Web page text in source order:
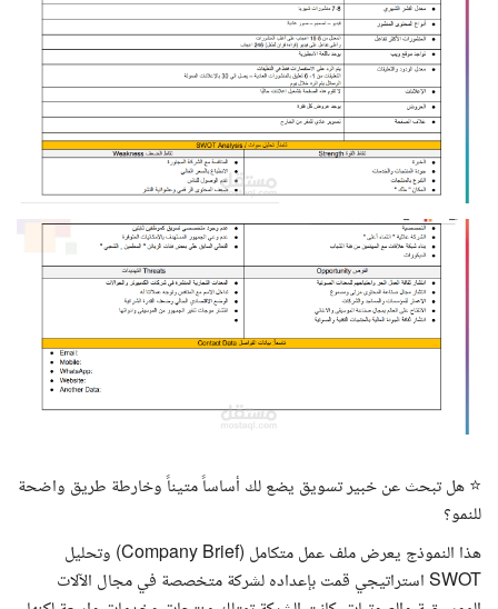
⭐ هل تبحث عن خبير تسويق يضع لك أساساً متيناً وخارطة طريق واضحة
للنمو؟
هذا النموذج يعرض ملف عمل متكامل (Company Brief) وتحليل
SWOT استراتيجي قمت بإعداده لشركة متخصصة في مجال الآلات